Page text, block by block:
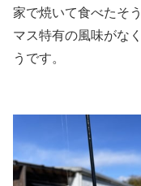
家で焼いて食べたそう
マス特有の風味がな
うです。